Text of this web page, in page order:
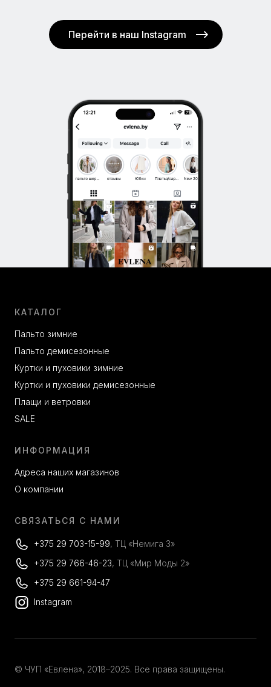
Перейти в наш Instagram
КАТАЛОГ
Пальто зимние
Пальто демисезонные
Куртки и пуховики зимние
Куртки и пуховики демисезонные
Плащи и ветровки
SALE
ИНФОРМАЦИЯ
Адреса наших магазинов
О компании
СВЯЗАТЬСЯ С НАМИ
+375 29 703-15-99, ТЦ «Немига 3»
+375 29 766-46-23, ТЦ «Мир Моды 2»
+375 29 661-94-47
Instagram
© ЧУП «Евлена», 2018–2025. Все права защищены.